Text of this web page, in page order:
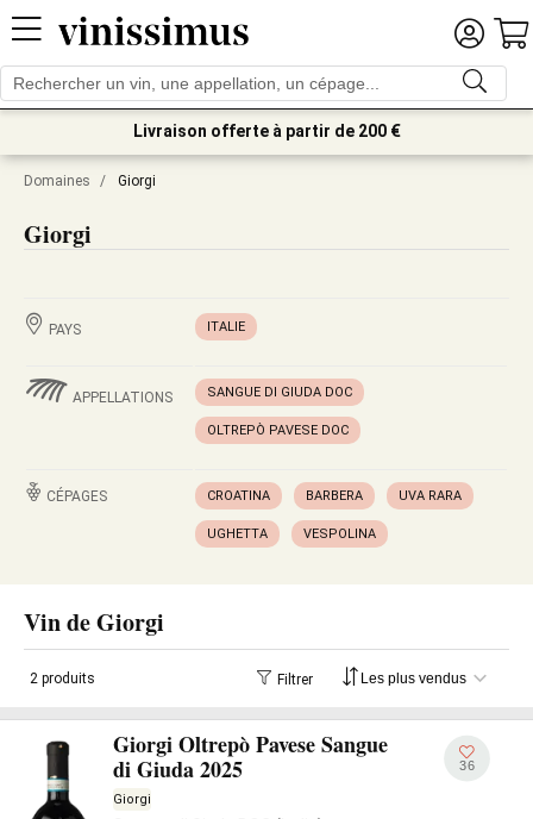
Livraison offerte à partir de 200 €
Domaines / Giorgi
Giorgi
PAYS ITALIE
APPELLATIONS SANGUE DI GIUDA DOC
OLTREPÒ PAVESE DOC
CÉPAGES CROATINA BARBERA UVA RARA
UGHETTA VESPOLINA
Vin de Giorgi
2 produits Filtrer
Giorgi Oltrepò Pavese Sangue
di Giuda 2025
Giorgi
36